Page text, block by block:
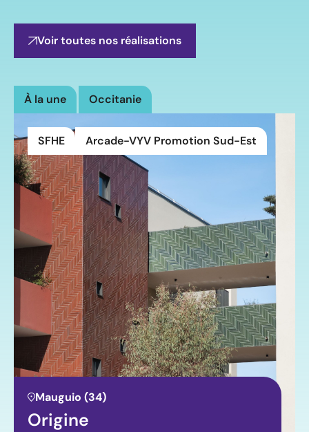
À la une Occitanie
SFHE Arcade-VYV Promotion Sud-Est
Mauguio (34)
Origine
Voir toutes nos réalisations